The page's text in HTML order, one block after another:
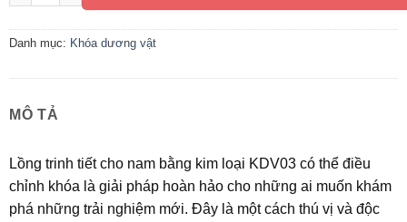
Danh mục: Khóa dương vật
MÔ TẢ
Lồng trinh tiết cho nam bằng kim loại KDV03 có thể điều
chỉnh khóa là giải pháp hoàn hảo cho những ai muốn khám
phá những trải nghiệm mới. Đây là một cách thú vị và độc